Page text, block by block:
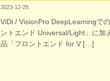
2023-12-25
ViDi / VisionPro DeepLearningで
ントエンド Universal/Light」に加
品「フロントエンド for V […]